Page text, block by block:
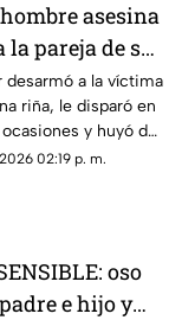
asesina
la pareja de su
en rodeo
desarmó a la víctima
riña, le disparó en
y huyó de
02:19 p. m.
oso
e hijo y